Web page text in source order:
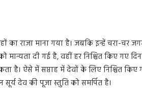
का राजा माना गया है। जबकि इन्हें चरा-चर
दी गई है, वहीं हर निश्चित किए गए
है। ऐसे में सप्ताह में देवों के लिए निश्चित किए
देव की पूजा स्तुति को समर्पित है।